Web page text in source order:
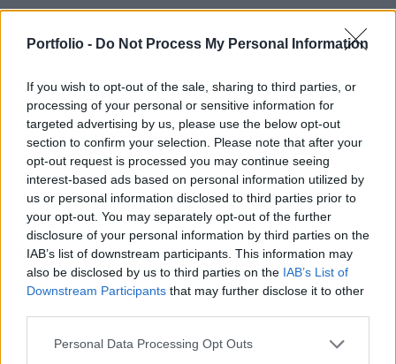
Portfolio - Do Not Process My Personal Information
If you wish to opt-out of the sale, sharing to third parties, or
processing of your personal or sensitive information for
targeted advertising by us, please use the below opt-out
section to confirm your selection. Please note that after your
opt-out request is processed you may continue seeing
interest-based ads based on personal information utilized by
us or personal information disclosed to third parties prior to
your opt-out. You may separately opt-out of the further
disclosure of your personal information by third parties on the
IAB’s list of downstream participants. This information may
also be disclosed by us to third parties on the IAB’s List of
Downstream Participants that may further disclose it to other
Personal Data Processing Opt Outs
2016. január 19. 16:21
Újra terítékre kerültek a lakás-takarékpénztárak,
mivel a kormány a brit mintájú otthonteremtési
közösségeket tervez számukra konkurenciaként
létrehozni. Addig, amíg még nem körvonalazódik,
hogyan tervezik ezt kivitelezni, lakáscélra
továbbra is a legjobb lehetőség a lakástakarék
maradt számunkra. A kormány ugyanis az eddigi
információk alapján nem tervezi, hogy ezekhez a
termékekhez hozzányúl. Nézzük meg, hogyan
tudunk ezen a legtöbbet keresni.
Mi az LTP?A lakás-takarékpénztár (LTP) egy lakáscélú